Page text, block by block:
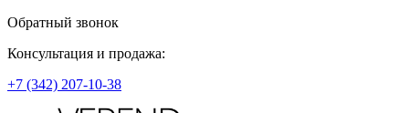
Обратный звонок
Консультация и продажа:
+7 (342) 207-10-38